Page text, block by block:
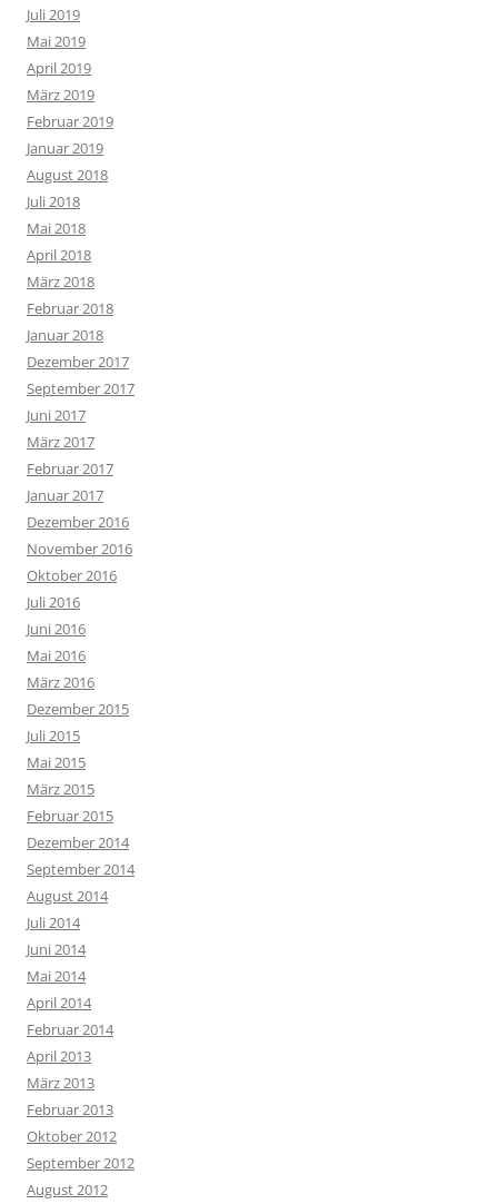
Juli 2019
Mai 2019
April 2019
März 2019
Februar 2019
Januar 2019
August 2018
Juli 2018
Mai 2018
April 2018
März 2018
Februar 2018
Januar 2018
Dezember 2017
September 2017
Juni 2017
März 2017
Februar 2017
Januar 2017
Dezember 2016
November 2016
Oktober 2016
Juli 2016
Juni 2016
Mai 2016
März 2016
Dezember 2015
Juli 2015
Mai 2015
März 2015
Februar 2015
Dezember 2014
September 2014
August 2014
Juli 2014
Juni 2014
Mai 2014
April 2014
Februar 2014
April 2013
März 2013
Februar 2013
Oktober 2012
September 2012
August 2012